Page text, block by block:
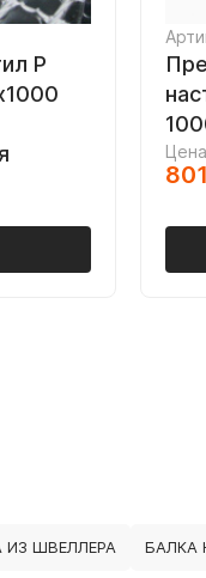
Р
801
ИЗ ШВЕЛЛЕРА БАЛКА